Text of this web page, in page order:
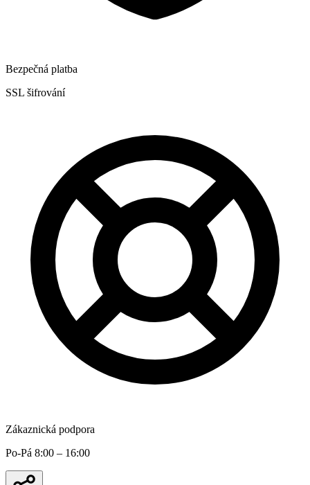
Bezpečná platba
SSL šifrování
Zákaznická podpora
Po-Pá 8:00 – 16:00